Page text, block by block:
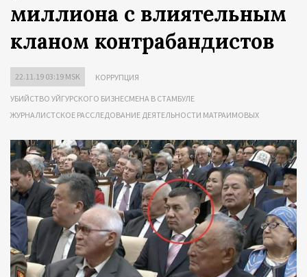
миллиона с влиятельным
кланом контрабандистов
22.11.19 03:19 MSK КОРРУПЦИЯ
УБИЙСТВО УЙГУРСКОГО БИЗНЕСМЕНА В СТАМБУЛЕ
ЖУРНАЛИСТСКОЕ РАССЛЕДОВАНИЕ ДЕЯТЕЛЬНОСТИ МАТРАИМОВЫХ